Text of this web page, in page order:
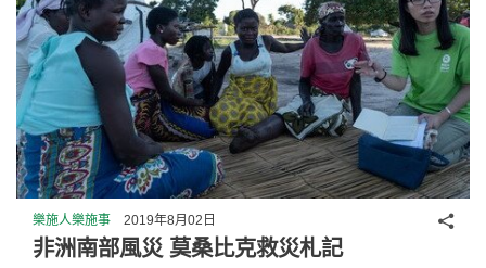
樂施人樂施事 2019年8月02日
非洲南部風災 莫桑比克救災札記
分享